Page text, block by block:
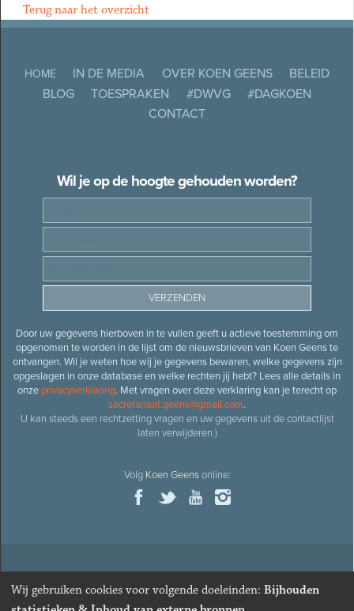
Terug naar het overzicht
HOME IN DE MEDIA OVER KOEN GEENS
BELEID
BLOG
TOESPRAKEN #DWVG
#DAGKOEN
CONTACT
Wil je op de hoogte gehouden worden?
Door uw gegevens hierboven in te vullen geeft u actieve toestemming om
opgenomen te worden in de lijst om de nieuwsbrieven van Koen Geens te
ontvangen. Wil je weten hoe wij je gegevens bewaren, welke gegevens zijn
opgeslagen in onze database en welke rechten jij hebt? Lees alle details in
onze privacyverklaring. Met vragen over deze verklaring kan je terecht op
secretariaat.geens@gmail.com.
U kan steeds een rechtzetting vragen en uw gegevens uit de contactlijst
laten verwijderen.)
Volg Koen Geensonline:
© 2026Oud-minister en ere-volksvertegenwoordiger Koen
· Alle rechten voorbehouden · Cookies wijzigen
Wij gebruiken cookies voor volgende doeleinden: Bijhouden